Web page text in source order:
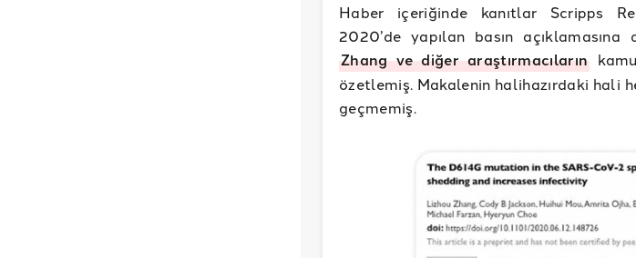
Haber içeriğinde kanıtlar Scripps
2020’de yapılan basın açıklamasına
Zhang ve diğer araştırmacıların
özetlemiş. Makalenin halihazırdaki hali
geçmemiş.